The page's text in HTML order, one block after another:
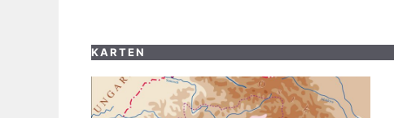
KARTEN